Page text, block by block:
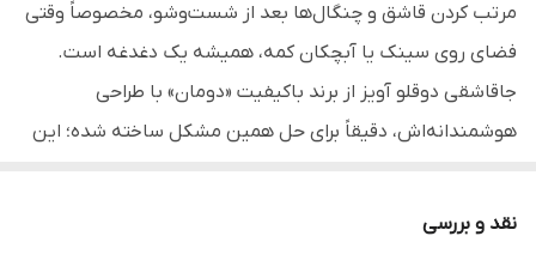
مناسب قرار دادن قاشق، چنگال، کارد، کفگیر و ملاقه
مرتب کردن قاشق و چنگال‌ها بعد از شست‌وشو، مخصوصاً وقتی
فضای روی سینک یا آبچکان کمه، همیشه یک دغدغه است.
جاقاشقی دوقلو آویز از برند باکیفیت «دومان» با طراحی
هوشمندانه‌اش، دقیقاً برای حل همین مشکل ساخته شده؛ این
میشه و هم به لطف پایه‌های فلزی کروی‌شکل، به صورت کاملاً
نقد و بررسی